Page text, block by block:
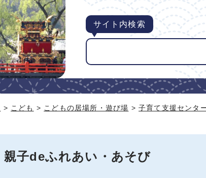
サイト内検索
> こども > こどもの居場所・遊び場 >子育て支援センタ
親子deふれあい・あそび